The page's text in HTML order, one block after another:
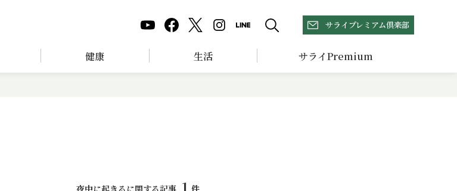
サライプレミアム倶楽部
健康 生活 サライPremium
夜中に起きるに関する記事 1 件